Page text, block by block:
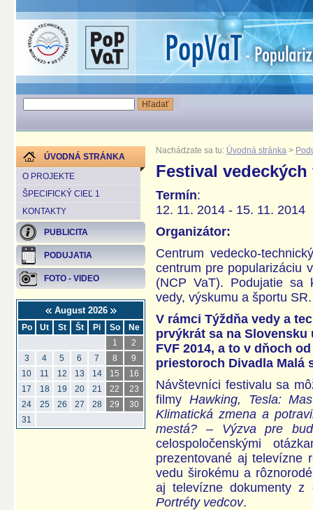
ÚVODNÁ STRÁNKA
O PROJEKTE
ŠPECIFICKÝ CIEĽ 1
KONTAKTY
PUBLICITA
PODUJATIA
FOTO - VIDEO
August 2026
Po Ut St Št Pi So
Ne
1
2
3
4 5 6 7 8
9
10
11 12 13 14 15
16
17
18 19 20 21 22
23
24
25 26 27 28 29
30
31
Nachádzate sa tu: Úvodná stránka >
Festival
Termín:
12. 11. 2014 - 15. 11. 2014
Organizátor:
Centrum vedecko-
centrum pre popularizáciu
(NCP VaT). Podujatie sa
vedy, výskumu a športu SR.
V rámci Týždňa vedy a
prvýkrát sa na
FVF 2014, a to v dňoch
priestoroch Divadla Malá
Návštevníci festivalu sa
filmy Hawking, Tesla:
Klimatická zmena a
mestá? – Výzva pre
celospoločenskými
prezentované aj televízne
vedu širokému a
aj televízne dokumenty
Portréty vedcov.